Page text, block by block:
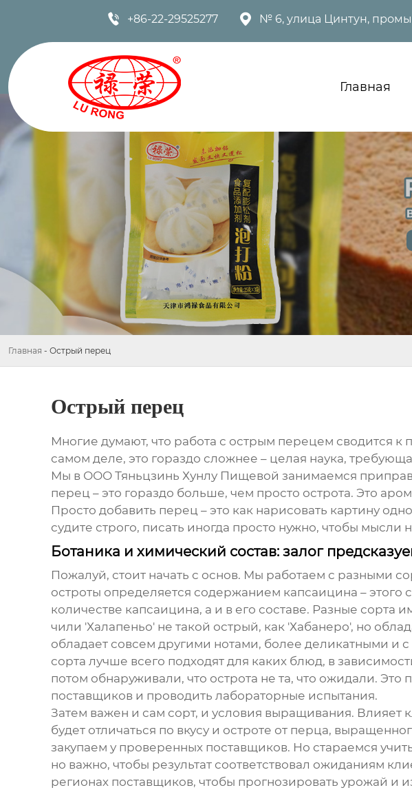
 +86-22-29525277  № 6, улица Цинтун,
Главная
Главная - Острый перец
Острый перец
Многие думают, что работа с острым перецем сводится к
самом деле, это гораздо сложнее – целая наука,
Мы в ООО Тяньцзинь Хунлу Пищевой занимаемся
перец – это гораздо больше, чем просто острота. Это
Просто добавить перец – это как нарисовать картину
судите строго, писать иногда просто нужно, чтобы мысли
Ботаника и химический состав: залог
Пожалуй, стоит начать с основ. Мы работаем с разными
остроты определяется содержанием капсаицина –
количестве капсаицина, а и в его составе. Разные
чили 'Халапеньо' не такой острый, как 'Хабанеро', но
обладает совсем другими нотами, более деликатными и
сорта лучше всего подходят для каких блюд, в
потом обнаруживали, что острота не та, что ожидали.
поставщиков и проводить лабораторные испытания.
Затем важен и сам сорт, и условия выращивания.
будет отличаться по вкусу и остроте от перца,
закупаем у проверенных поставщиков. Но стараемся
но важно, чтобы результат соответствовал ожиданиям
регионах поставщиков, чтобы прогнозировать урожай и